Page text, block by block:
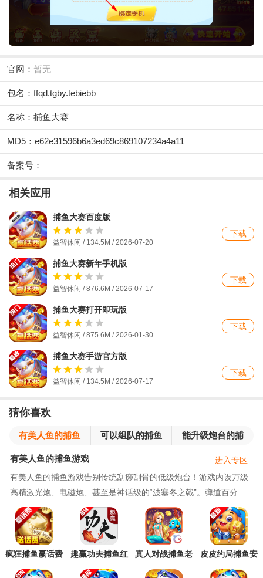
官网： 暂无
包名：ffqd.tgby.tebiebb
名称：捕鱼大赛
MD5：e62e31596b6a3ed69c869107234a4a11
备案号：
相关应用
捕鱼大赛百度版
益智休闲 / 134.5M / 2026-07-20
下载
捕鱼大赛新年手机版
益智休闲 / 876.6M / 2026-07-17
下载
捕鱼大赛打开即玩版
益智休闲 / 875.6M / 2026-01-30
下载
捕鱼大赛手游官方版
益智休闲 / 134.5M / 2026-07-17
下载
猜你喜欢
有美人鱼的捕鱼
游戏
可以组队的捕鱼
能升级炮台的捕
鱼游戏
有美人鱼的捕鱼游戏
有美人鱼的捕鱼游戏告别传统刮痧刮骨的低级炮台！游戏内设万级
高精激光炮、电磁炮、甚至是神话级的“波塞冬之戟”。弹道百分之
百精准锁定，子弹反弹永不落空。每一次开火都
进入专区
疯狂捕鱼赢话费
趣赢功夫捕鱼红
真人对战捕鱼老
皮皮约局捕鱼安